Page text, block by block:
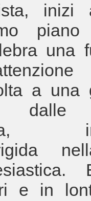
inizi
una
a una
dalle
e in